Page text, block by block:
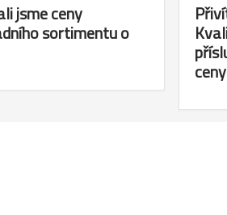
jsme ceny
sortimentu o